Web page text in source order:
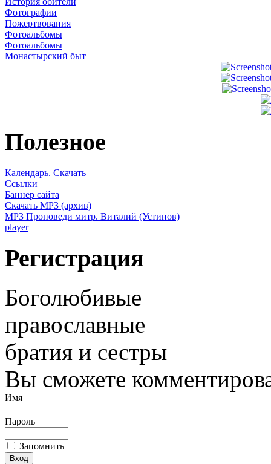
Фотографии
Пожертвования
Фотоальбомы
Фотоальбомы
Монастырский быт
Полезное
Календарь. Скачать
Ссылки
Баннер сайта
Скачать MP3 (архив)
MP3 Проповеди митр. Виталий (Устинов)
player
Регистрация
Боголюбивые
православные
братия и сестры
Вы сможете
Имя
Пароль
Запомнить